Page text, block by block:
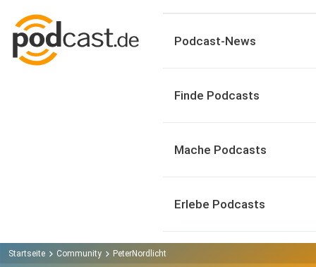
Podcast-News
Finde Podcasts
Mache Podcasts
Erlebe Podcasts
Startseite Community PeterNordlicht